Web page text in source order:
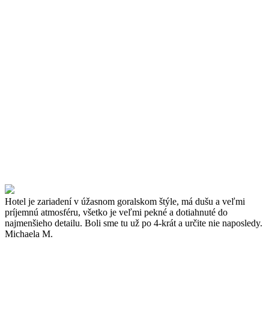
Hotel je zariadení v úžasnom goralskom štýle, má dušu a veľmi
príjemnú atmosféru, všetko je veľmi pekné a dotiahnuté do
najmenšieho detailu. Boli sme tu už po 4-krát a určite nie naposledy.
Michaela M.